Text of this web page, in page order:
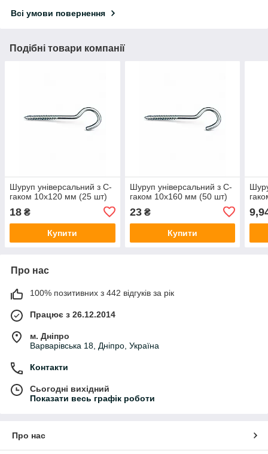
Всі умови повернення
Подібні товари компанії
Шуруп універсальний з C-
гаком 10х120 мм (25 шт)
18 ₴
Купити
Шуруп універсальний з C-
гаком 10х160 мм (50 шт)
23₴
Купити
Про нас
100% позитивних з 442 відгуків за рік
Працює з 26.12.2014
м. Дніпро
Варварівська 18, Дніпро, Україна
Контакти
Сьогодні вихідний
Показати весь графік роботи
Про нас